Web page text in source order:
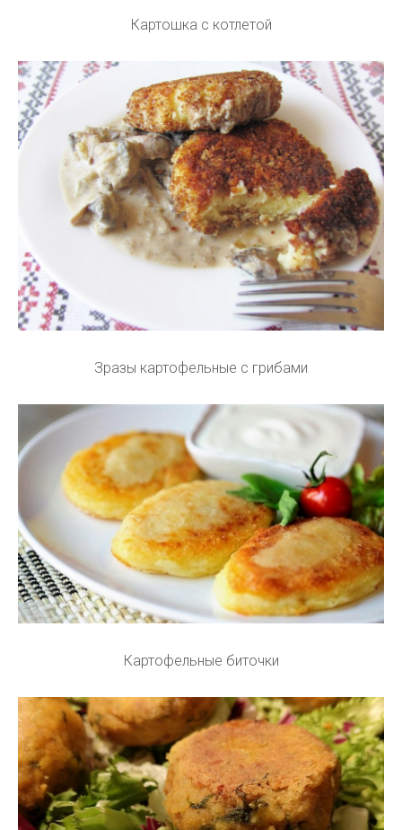
Картошка с котлетой
Зразы картофельные с грибами
Картофельные биточки